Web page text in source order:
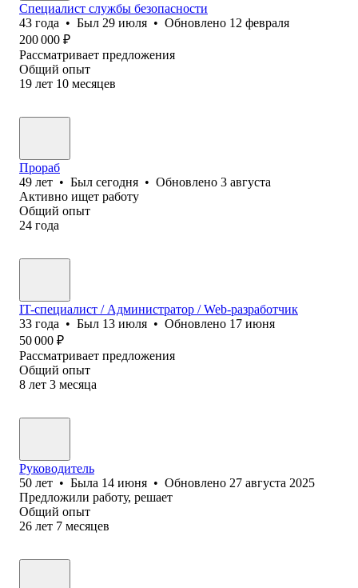
Специалист службы безопасности
43 года • Был 29 июля • Обновлено 12 февраля
200 000 ₽
Рассматривает предложения
Общий опыт
19 лет 10 месяцев
Прораб
49 лет • Был сегодня • Обновлено 3 августа
Активно ищет работу
Общий опыт
24 года
IT-специалист / Администратор / Web-разработчик
33 года • Был 13 июля • Обновлено 17 июня
50 000 ₽
Рассматривает предложения
Общий опыт
8 лет 3 месяца
Руководитель
50 лет • Была 14 июня • Обновлено 27 августа 2025
Предложили работу, решает
Общий опыт
26 лет 7 месяцев